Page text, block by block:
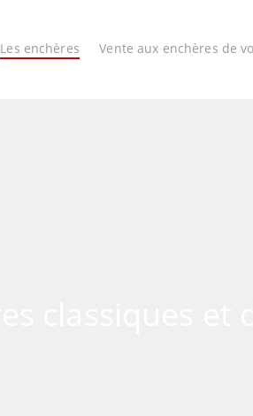
Les enchères Vente aux enchères de